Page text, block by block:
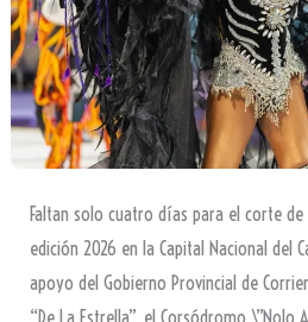
Faltan solo cuatro días para el corte
edición 2026 en la Capital Nacional del
apoyo del Gobierno Provincial de
“De La Estrella”, el Corsódromo \”Nolo